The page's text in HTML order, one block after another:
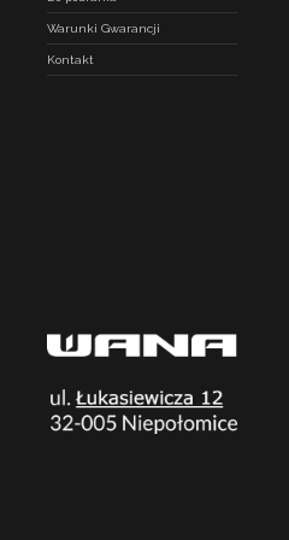
Warunki Gwarancji
Kontakt